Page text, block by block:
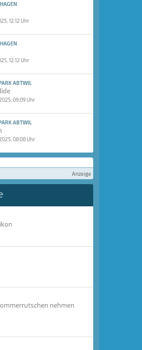
12:12 Uhr
12:12 Uhr
ABTWIL
09:09 Uhr
ABTWIL
08:08 Uhr
Anzeige
nehmen